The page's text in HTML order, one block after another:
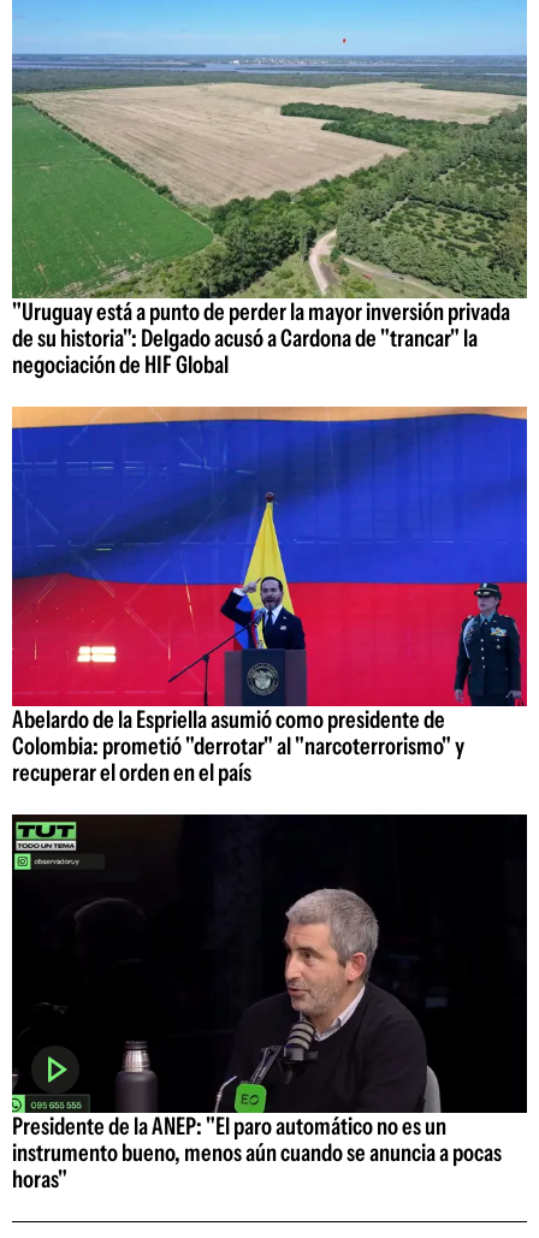
"Uruguay está a punto de perder la mayor inversión privada
de su historia": Delgado acusó a Cardona de "trancar" la
negociación de HIF Global
Abelardo de la Espriella asumió como presidente de
Colombia: prometió "derrotar" al "narcoterrorismo" y
recuperar el orden en el país
Presidente de la ANEP: "El paro automático no es un
instrumento bueno, menos aún cuando se anuncia a pocas
horas"